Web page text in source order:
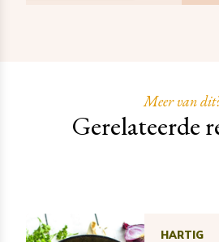
Meer van
Gerelateerde
HARTIG